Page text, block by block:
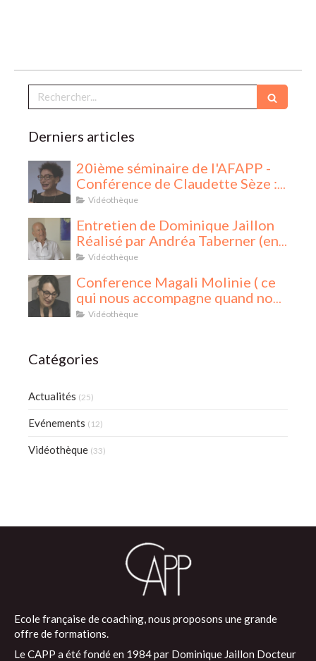
Rechercher
Derniers articles
20ième séminaire de l'AFAPP -
Conférence de Claudette Sèze :
La Sociothérapie
Vidéothèque
Entretien de Dominique Jaillon
Réalisé par Andréa Taberner (en
cinq parties)
Vidéothèque
Conference Magali Molinie ( ce
qui nous accompagne quand nous
accompagnons)
Vidéothèque
Catégories
Actualités (25)
Evénements (12)
Vidéothèque (33)
Ecole française de coaching, nous proposons une grande
offre de formations.
Le CAPP a été fondé en 1984 par Dominique Jaillon Docteur